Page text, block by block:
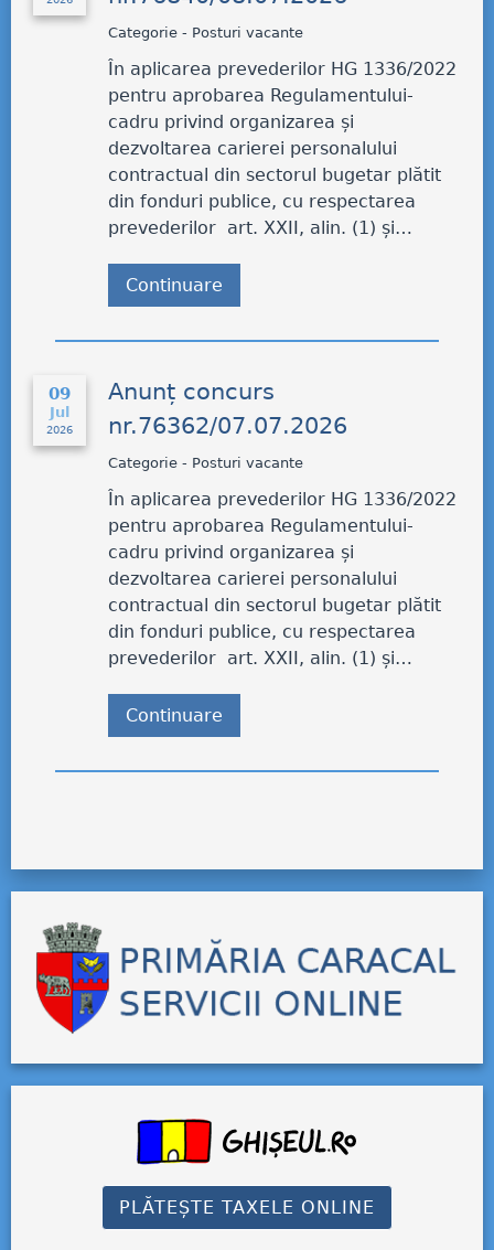
Categorie - Posturi vacante
În aplicarea prevederilor HG 1336/2022
pentru aprobarea Regulamentului-
cadru privind organizarea și
dezvoltarea carierei personalului
contractual din sectorul bugetar plătit
din fonduri publice, cu respectarea
prevederilor art. XXII, alin. (1) și…
Continuare
09
Jul
2026
Anunț concurs
nr.76362/07.07.2026
Categorie - Posturi vacante
În aplicarea prevederilor HG 1336/2022
pentru aprobarea Regulamentului-
cadru privind organizarea și
dezvoltarea carierei personalului
contractual din sectorul bugetar plătit
din fonduri publice, cu respectarea
prevederilor art. XXII, alin. (1) și…
Continuare
PLĂTEȘTE TAXELE ONLINE